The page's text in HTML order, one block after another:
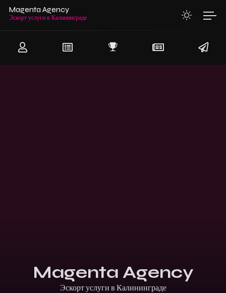
Magenta Agency
Эскорт услуги в Калининграде
Magenta Agency
Эскорт услуги в Калининграде